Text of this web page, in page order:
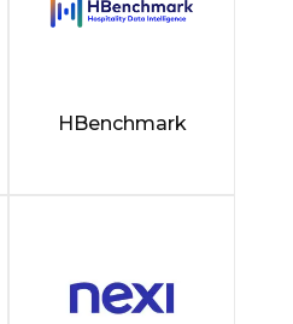
HBenchmark